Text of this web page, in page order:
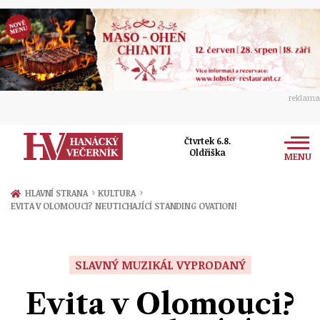
reklama
Čtvrtek 6.8.
Oldřiška
MENU
Zprávy
Přerov
Ekonomika
Ženy
Sport
HLAVNÍ STRANA › KULTURA ›
EVITA V OLOMOUCI? NEUTICHAJÍCÍ STANDING OVATION!
SLAVNÝ MUZIKÁL VYPRODANÝ
Evita v Olomouci?